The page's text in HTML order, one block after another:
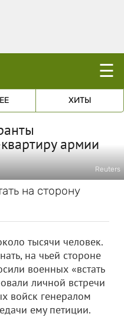
☰
ХИТЫ
армии
Reuters
на сторону
тысячи человек.
на чьей стороне
военных «встать
личной встречи
войск генералом
ему петиции.